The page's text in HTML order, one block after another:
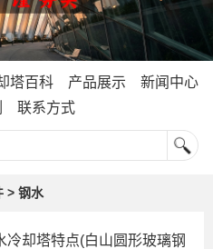
塔百科 产品展示
新闻中心
联系方式
> 钢水
冷却塔特点(白山圆形玻璃钢